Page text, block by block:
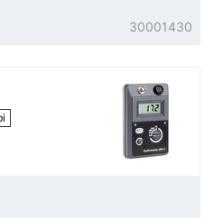
30001430